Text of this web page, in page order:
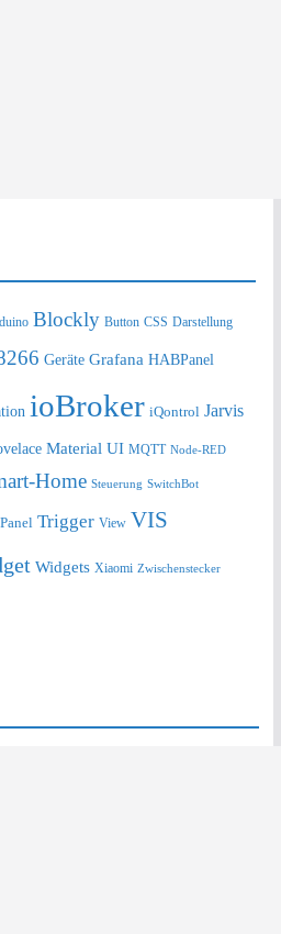
Blockly Button CSS Darstellung
Geräte Grafana HABPanel
ioBroker iQontrol Jarvis
Material UI MQTT Node-RED
Home Steuerung SwitchBot
Trigger View VIS
Widgets Xiaomi Zwischenstecker